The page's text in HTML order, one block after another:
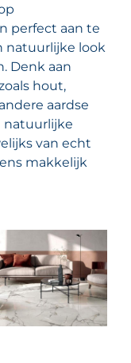
perfect aan te
natuurlijke look
Denk aan
hout,
aardse
natuurlijke
van echt
makkelijk